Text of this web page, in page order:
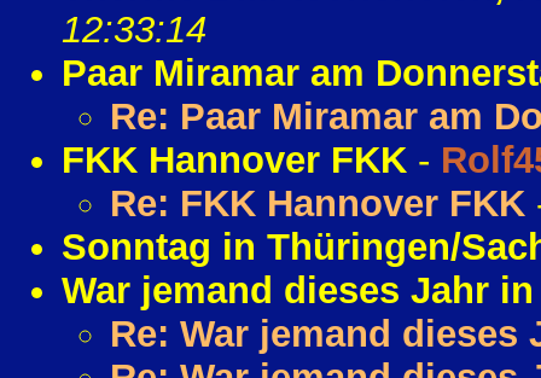
12:33:14
Paar Miramar am
Re: Paar Miramar am
FKK Hannover FKK -
Re: FKK Hannover FKK
Sonntag in Thüringen/
War jemand dieses Jahr
Re: War jemand dieses